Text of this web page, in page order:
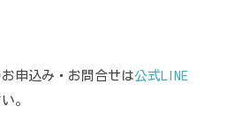
申込み・お問合せは公式LINE
。